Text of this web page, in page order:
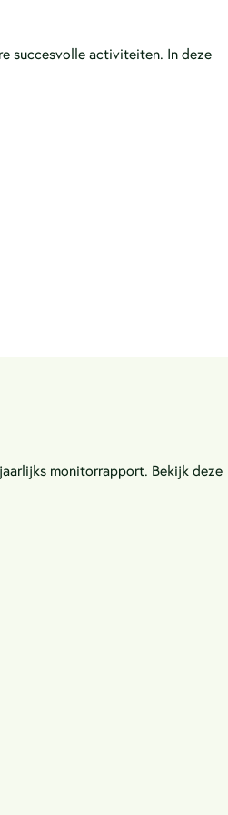
succesvolle activiteiten. In deze
monitorrapport. Bekijk deze